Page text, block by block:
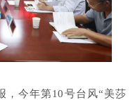
，今年第10号台风“美莎